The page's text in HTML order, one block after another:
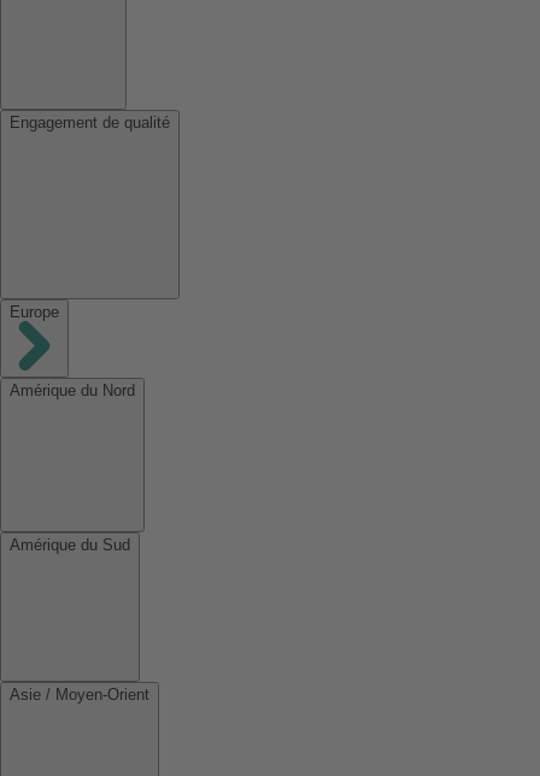
Engagement de qualité
Europe
Amérique du Nord
Amérique du Sud
Asie / Moyen-Orient